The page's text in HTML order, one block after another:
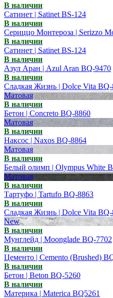
В наличии
Сатинет | Satinet BS-124
В наличии
Сериццо Монтероза | Serizzo
В наличии
Сатинет | Satinet BS-124
В наличии
Азул Аран | Azul Aran BQ-9470
В наличии
Сладкая Жизнь | Dolce Vita
Матовая
В наличии
Бетон | Concreto BQ-8860
Матовая
В наличии
Наксос | Naxos BQ-8864
Матовая
В наличии
Белый олимп | Olympus White
Матовая
В наличии
Тартуфо | Tartufo BQ-8863
В наличии
Сладкая Жизнь | Dolce Vita
New
В наличии
Мунглейд | Moonglade BQ-7702
В наличии
Цементо | Cemento (Brushed)
В наличии
Бетон | Beton BQ-5260
В наличии
Материка | Materica BQ5261